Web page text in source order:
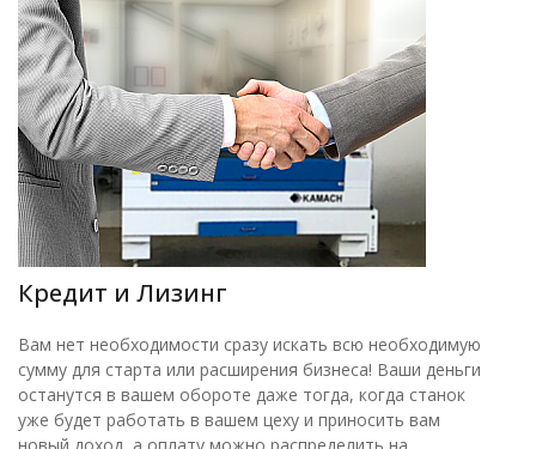
Кредит и Лизинг
Вам нет необходимости сразу искать всю необходимую
сумму для старта или расширения бизнеса! Ваши деньги
останутся в вашем обороте даже тогда, когда станок
уже будет работать в вашем цеху и приносить вам
новый доход, а оплату можно распределить на